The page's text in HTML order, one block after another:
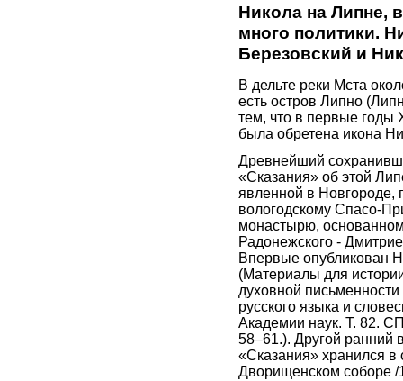
Никола на Липне,
много политики.
Березовский и
В дельте реки Мста
есть остров Липно
тем, что в первые годы
была обретена икона
Древнейший
«Сказания» об этой
явленной в Новгороде,
вологодскому Спасо-
монастырю,
Радонежского -
Впервые опубликован
(Материалы для
духовной
русского языка и
Академии наук. Т. 82.
58–61.). Другой ранний
«Сказания» хранился
Дворищенском соборе /